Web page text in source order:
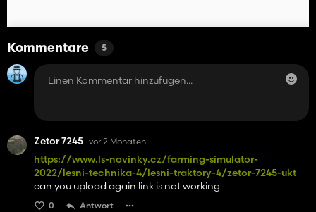
Kommentare 5
Zetor 7245 vor 2 Monaten
https://www.ls-novinky.cz/farming-simulator-
2022/lesni-technika-4/lesni-traktory-4/zetor-7245-ukt
can you upload again link is not working
0 Antwort